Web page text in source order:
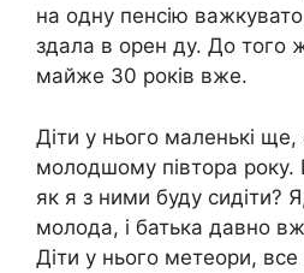
на одну пенсію
здала в орен ду. До того
майже 30 років вже.
Діти у нього маленькі
молодшому півтора року.
як я з ними буду сидіти?
молода, і батька давно
Діти у нього метеори, все